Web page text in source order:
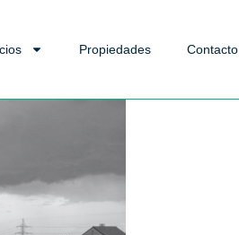
Propiedades Contacto